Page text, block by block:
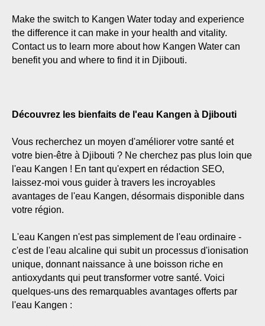
Make the switch to Kangen Water today and experience
the difference it can make in your health and vitality.
Contact us to learn more about how Kangen Water can
benefit you and where to find it in Djibouti.
Découvrez les bienfaits de l'eau Kangen à Djibouti
Vous recherchez un moyen d'améliorer votre santé et
votre bien-être à Djibouti ? Ne cherchez pas plus loin que
l'eau Kangen ! En tant qu'expert en rédaction SEO,
laissez-moi vous guider à travers les incroyables
avantages de l'eau Kangen, désormais disponible dans
votre région.
L'eau Kangen n'est pas simplement de l'eau ordinaire -
c'est de l'eau alcaline qui subit un processus d'ionisation
unique, donnant naissance à une boisson riche en
antioxydants qui peut transformer votre santé. Voici
quelques-uns des remarquables avantages offerts par
l'eau Kangen :